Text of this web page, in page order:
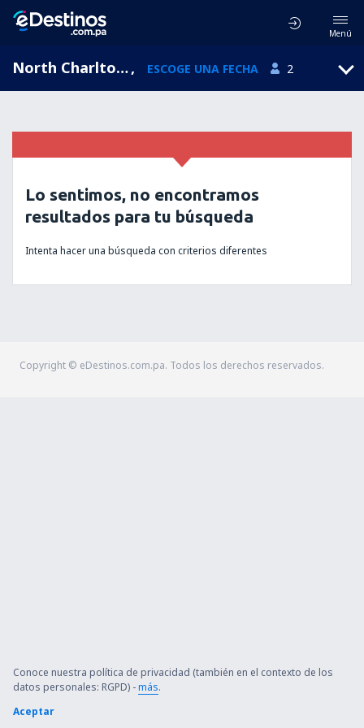
Menú
North Charlton, England, Reino Unido, ESCOGE UNA FECHA 2
Lo sentimos, no encontramos
resultados para tu búsqueda
Intenta hacer una búsqueda con criterios diferentes
Copyright © eDestinos.com.pa. Todos los derechos reservados.
Conoce nuestra política de privacidad (también en el contexto de los
datos personales: RGPD) -más.
Aceptar